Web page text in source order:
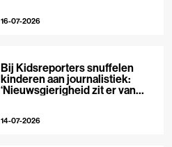
16-07-2026
Bij Kidsreporters snuffelen
kinderen aan journalistiek:
‘Nieuwsgierigheid zit er van
14-07-2026